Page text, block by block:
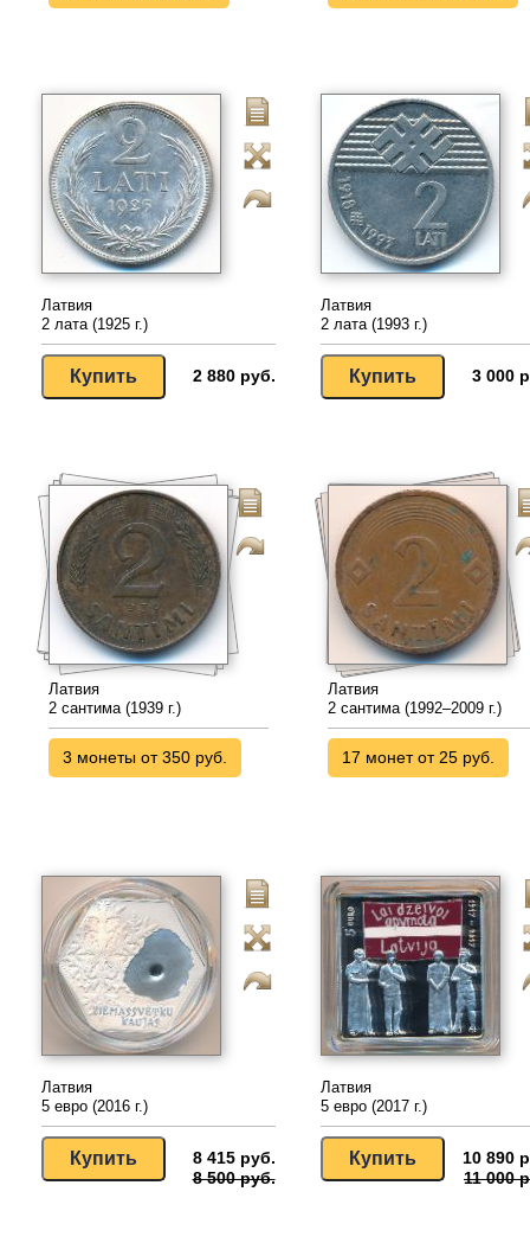
Латвия
2 лата (1925 г.)
2 880 руб.
Латвия
2 лата (1993 г.)
3 000
Латвия
2 сантима (1939 г.)
3 монеты от 350 руб.
Латвия
2 сантима (1992–2009 г.)
17 монет от 25 руб.
Латвия
5 евро (2016 г.)
8 415 руб.
8 500 руб.
Латвия
5 евро (2017 г.)
10 890
11 000